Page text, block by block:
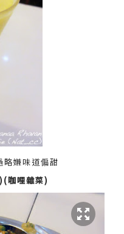
略嫌味道偏甜
哩雜菜)